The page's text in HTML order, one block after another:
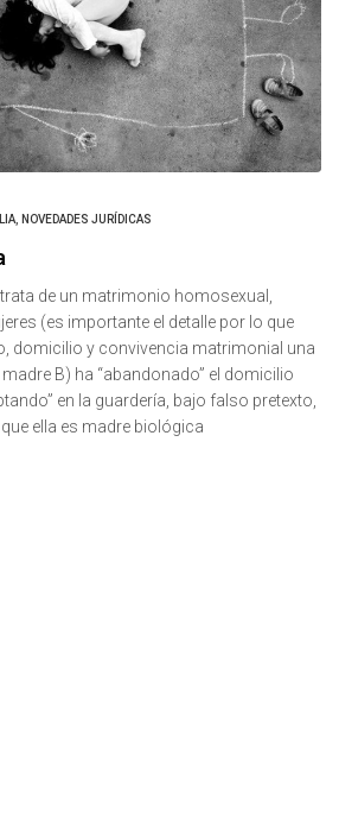
NOVEDADES JURÍDICAS
de un matrimonio homosexual,
(es importante el detalle por lo que
domicilio y convivencia matrimonial una
B) ha “abandonado” el domicilio
en la guardería, bajo falso pretexto,
ella es madre biológica